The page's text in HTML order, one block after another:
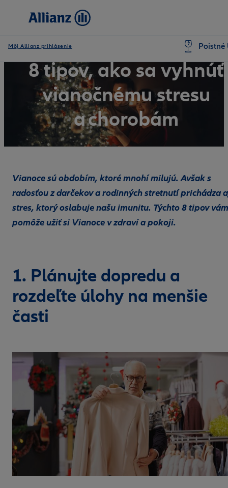
Môj Allianz prihlásenie Poistné
8 tipov, ako sa vyhnúť
vianočnému stresu
a chorobám
Vianoce sú obdobím, ktoré mnohí milujú. Avšak s
radosťou z darčekov a rodinných stretnutí prichádza
stres, ktorý oslabuje našu imunitu. Týchto 8 tipov vám
pomôže užiť si Vianoce v zdraví a pokoji.
1. Plánujte dopredu a
rozdeľte úlohy na menšie
časti